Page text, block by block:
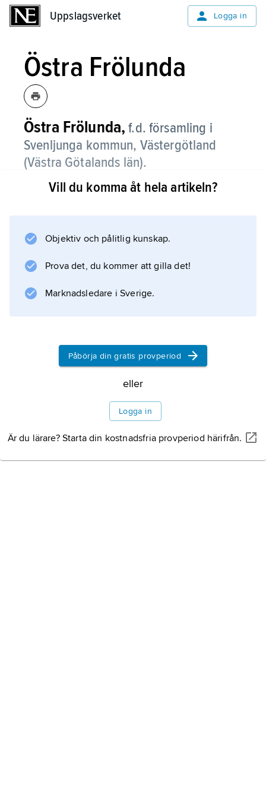
Uppslagsverket Logga in
Östra Frölunda
Östra Frölunda, f.d. församling i
Svenljunga kommun, Västergötland
(Västra Götalands län).
Östra Frölunda, som sedan 2006 ingår i
längs mellersta Ätran, omgiven av bruten
Vill du komma åt hela artikeln?
Objektiv och pålitlig kunskap.
Prova det, du kommer att gilla det!
Marknadsledare i Sverige.
Påbörja din gratis provperiod
eller
Logga in
Är du lärare? Starta din kostnadsfria provperiod härifrån.